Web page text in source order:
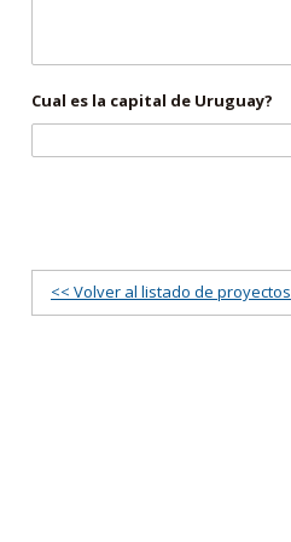
Cual es la capital de Uruguay?
<< Volver al listado de proyectos